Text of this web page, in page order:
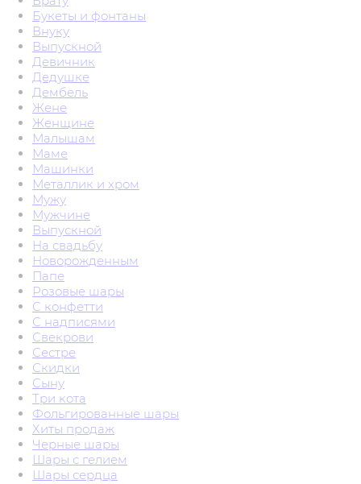
Букеты и фонтаны
Внуку
Выпускной
Девичник
Дедушке
Дембель
Жене
Женщине
Малышам
Маме
Машинки
Металлик и хром
Мужу
Мужчине
Выпускной
На свадьбу
Новорожденным
Папе
Розовые шары
С конфетти
С надписями
Свекрови
Сестре
Скидки
Сыну
Три кота
Фольгированные шары
Хиты продаж
Черные шары
Шары с гелием
Шары сердца